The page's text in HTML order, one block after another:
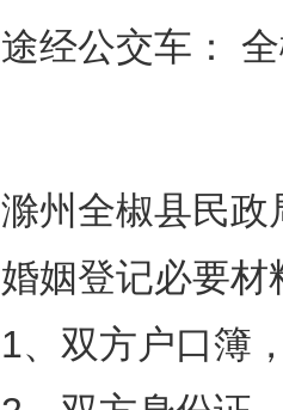
途经公交车：
滁州全椒县民政
婚姻登记必要材
1、双方户口簿